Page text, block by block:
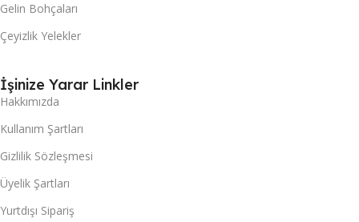
Gelin Bohçaları
Çeyizlik Yelekler
İşinize Yarar Linkler
Hakkımızda
Kullanım Şartları
Gizlilik Sözleşmesi
Üyelik Şartları
Yurtdışı Sipariş